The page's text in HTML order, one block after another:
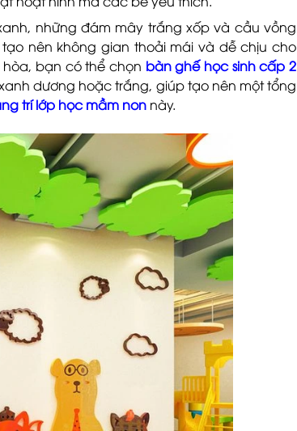
những đám mây trắng xốp và cầu vồng
nên không gian thoải mái và dễ chịu cho
bạn có thể chọn bàn ghế học sinh cấp 2
dương hoặc trắng, giúp tạo nên một tổng
trí lớp học mầm non này.